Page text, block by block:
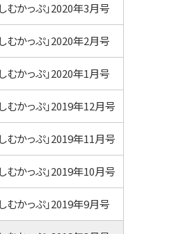
むかっぷ」2020年3月号
むかっぷ」2020年2月号
むかっぷ」2020年1月号
むかっぷ」2019年12月号
むかっぷ」2019年11月号
むかっぷ」2019年10月号
むかっぷ」2019年9月号